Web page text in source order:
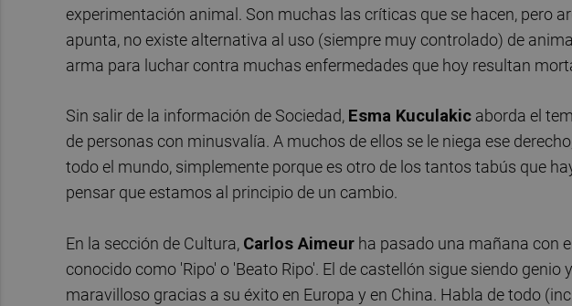
experimentación animal. Son muchas las críticas que se hacen, pero
apunta, no existe alternativa al uso (siempre muy controlado) de
arma para luchar contra muchas enfermedades que hoy resultan
Sin salir de la información de Sociedad, Esma Kuculakic aborda el
de personas con minusvalía. A muchos de ellos se le niega ese
todo el mundo, simplemente porque es otro de los tantos tabús que
pensar que estamos al principio de un cambio.
En la sección de Cultura, Carlos Aimeur ha pasado una mañana con
conocido como 'Ripo' o 'Beato Ripo'. El de castellón sigue siendo genio
maravilloso gracias a su éxito en Europa y en China. Habla de todo